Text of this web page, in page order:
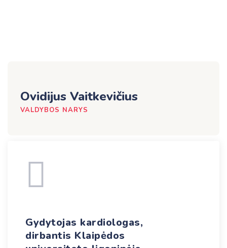
Ovidijus Vaitkevičius
VALDYBOS NARYS
Gydytojas kardiologas,
dirbantis Klaipėdos